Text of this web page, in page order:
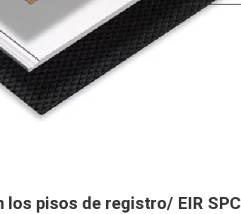
los pisos de registro/ EIR SPC